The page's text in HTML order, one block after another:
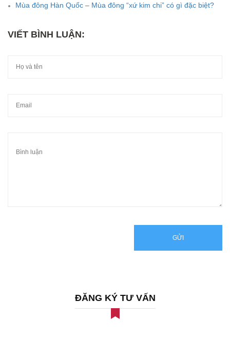
Mùa đông Hàn Quốc – Mùa đông “xứ kim chi” có gì đặc biệt?
VIẾT BÌNH LUẬN:
GỬI
ĐĂNG KÝ TƯ VẤN